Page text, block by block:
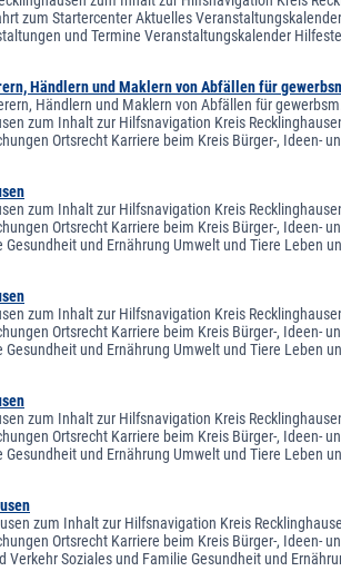
zum Startercenter Aktuelles
und Termine Veranstaltungskalender
Händlern und Maklern von Abfällen für
Händlern und Maklern von Abfällen für
zum Inhalt zur Hilfsnavigation Kreis
Ortsrecht Karriere beim Kreis Bürger-, Ideen-
zum Inhalt zur Hilfsnavigation Kreis
Ortsrecht Karriere beim Kreis Bürger-, Ideen-
und Ernährung Umwelt und Tiere Leben
zum Inhalt zur Hilfsnavigation Kreis
Ortsrecht Karriere beim Kreis Bürger-, Ideen-
und Ernährung Umwelt und Tiere Leben
zum Inhalt zur Hilfsnavigation Kreis
Ortsrecht Karriere beim Kreis Bürger-, Ideen-
und Ernährung Umwelt und Tiere Leben
zum Inhalt zur Hilfsnavigation Kreis
Ortsrecht Karriere beim Kreis Bürger-, Ideen-
Verkehr Soziales und Familie Gesundheit und